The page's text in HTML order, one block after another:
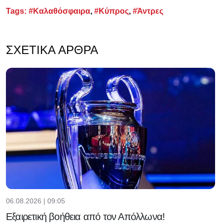
Tags: #Καλαθόσφαιρα, #Κύπρος, #Άντρες
ΣΧΕΤΙΚΆ ΆΡΘΡΑ
06.08.2026 | 09:05
Εξαιρετική βοήθεια από τον Απόλλωνα!